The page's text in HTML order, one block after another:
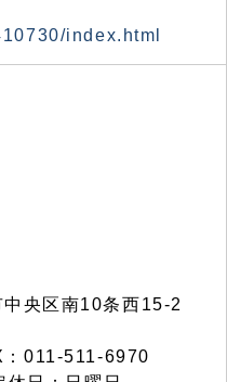
index.html
央区南10条西15-2
011-511-6970